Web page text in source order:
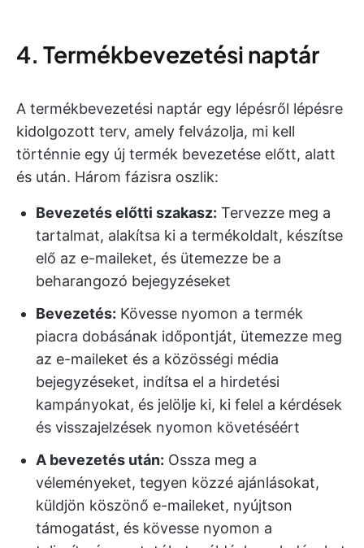
4. Termékbevezetési naptár
A termékbevezetési naptár egy lépésről lépésre
kidolgozott terv, amely felvázolja, mi kell
történnie egy új termék bevezetése előtt, alatt
és után. Három fázisra oszlik:
Bevezetés előtti szakasz: Tervezze meg a
tartalmat, alakítsa ki a termékoldalt, készítse
elő az e-maileket, és ütemezze be a
beharangozó bejegyzéseket
Bevezetés: Kövesse nyomon a termék
piacra dobásának időpontját, ütemezze meg
az e-maileket és a közösségi média
bejegyzéseket, indítsa el a hirdetési
kampányokat, és jelölje ki, ki felel a kérdések
és visszajelzések nyomon követéséért
A bevezetés után: Ossza meg a
véleményeket, tegyen közzé ajánlásokat,
küldjön köszönő e-maileket, nyújtson
támogatást, és kövesse nyomon a